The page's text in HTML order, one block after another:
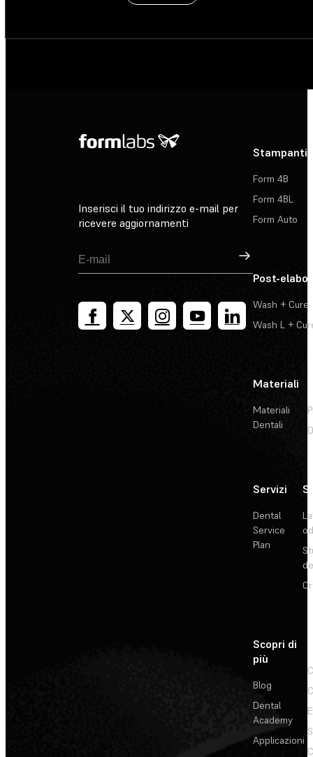
Inserisci il tuo indirizzo e-mail per
ricevere aggiornamenti
Registrati
Stampanti
Form 4B
Form 4BL
Form Auto
Post-
Wash + Cure
Wash L +
Materiali
Materiali
Dentali
Servizi
Dental
Service
Plan
Scopri di
più
Blog
Dental
Academy
Applicazioni